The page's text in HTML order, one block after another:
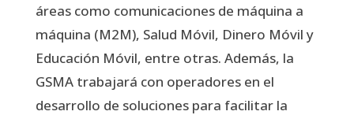
áreas como comunicaciones de máquina a
máquina (M2M), Salud Móvil, Dinero Móvil y
Educación Móvil, entre otras. Además, la
GSMA trabajará con operadores en el
desarrollo de soluciones para facilitar la